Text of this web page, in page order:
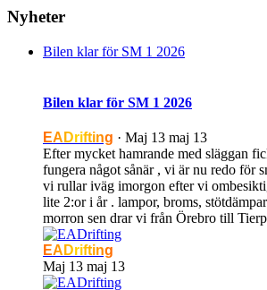
Nyheter
Bilen klar för SM 1 2026
Bilen klar för SM 1 2026
EADrifting · Maj 13 maj 13
Efter mycket hamrande med släggan
fungera något sånär , vi är nu redo för
vi rullar iväg imorgon efter vi
lite 2:or i år . lampor, broms,
morron sen drar vi från Örebro till
EADrifting
Maj 13 maj 13